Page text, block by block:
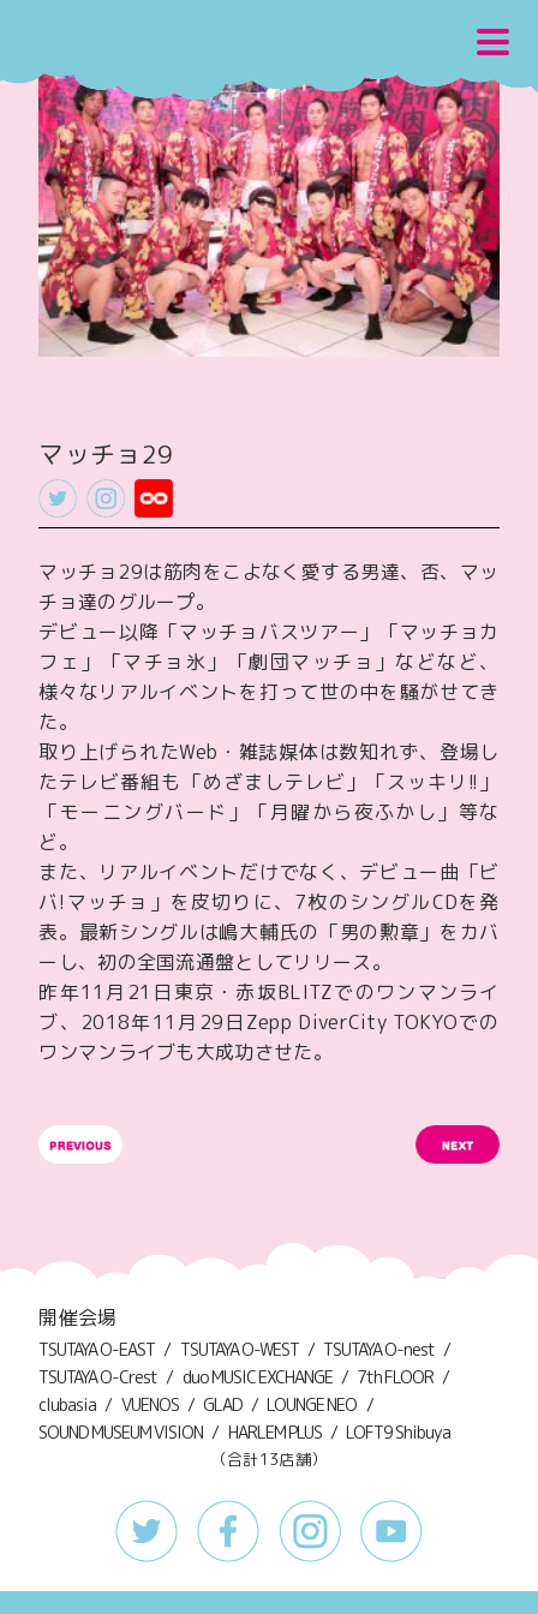
マッチョ29
マッチョ29は筋肉をこよなく愛する男達、否、マッ
チョ達のグループ。
デビュー以降「マッチョバスツアー」「マッチョカ
フェ」「マチョ氷」「劇団マッチョ」などなど、
様々なリアルイベントを打って世の中を騒がせてき
た。
取り上げられたWeb・雑誌媒体は数知れず、登場し
たテレビ番組も「めざましテレビ」「スッキリ!!」
「モーニングバード」「月曜から夜ふかし」等な
ど。
また、リアルイベントだけでなく、デビュー曲「ビ
バ!マッチョ」を皮切りに、7枚のシングルCDを発
表。最新シングルは嶋大輔氏の「男の勲章」をカバ
ーし、初の全国流通盤としてリリース。
昨年11月21日東京・赤坂BLITZでのワンマンライ
ブ、2018年11月29日Zepp DiverCity TOKYOでの
ワンマンライブも大成功させた。
開催会場
TSUTAYA O-EAST TSUTAYA O-WEST
TSUTAYA O-nest
TSUTAYA O-Crest
duo MUSIC EXCHANGE
7th FLOOR
clubasia
VUENOS GLAD
LOUNGE NEO
SOUND MUSEUM VISION
HARLEM PLUS LOFT9 Shibuya
（合計13店舗）